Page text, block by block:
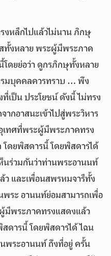
งหลีกไปแล้วไม่นาน ภิกษุ
ทั้งหลาย พระผู้มีพระภาค
โดยย่อว่า ดูกรภิกษุทั้งหลาย
รมบุคคลควรทราบ … พึง
เป็น ประโยชน์ ดังนี้ ไม่ทรง
ากอาสนะเข้าไปสู่พระวิหาร
เทศที่พระผู้มีพระภาคทรง
โดยพิสดารนี้ โดยพิสดารได้
ร่วมกันว่าท่านพระอานนท์
ว และเพื่อนสพรหมจารีทั้ง
ระ อานนท์ย่อมสามารถเพื่อ
มีพระภาคทรงแสดงแล้ว
สดารนี้ โดยพิสดารได้ ไฉน
นพระอานนท์ ถึงที่อยู่ ครั้น